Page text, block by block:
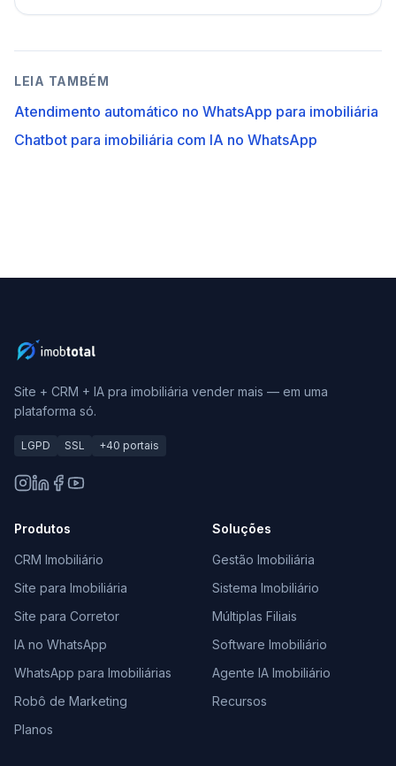
LEIA TAMBÉM
Atendimento automático no WhatsApp para imobiliária
Chatbot para imobiliária com IA no WhatsApp
Site + CRM + IA pra imobiliária vender mais — em uma
plataforma só.
LGPD SSL +40 portais
Produtos
CRM Imobiliário
Site para Imobiliária
Site para Corretor
IA no WhatsApp
WhatsApp para Imobiliárias
Robô de Marketing
Planos
Soluções
Gestão Imobiliária
Sistema Imobiliário
Múltiplas Filiais
Software Imobiliário
Agente IA Imobiliário
Recursos